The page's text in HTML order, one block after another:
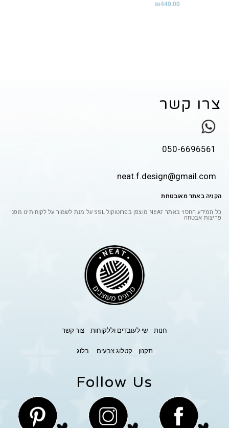
₪449.00
צרו קשר
050-6696561
neat.f.design@gmail.com
הקניה באתר מאובטחת
כל המידע החסוי באתר NEATמוצפן בפרוטוקול SSL על מנת לשמור על לקוחותינו מפני
פריצות אבטחה
חנות שי לעובדים וללקוחות צור קשר
תקנון קטלוג צבעים בלוג
Follow Us